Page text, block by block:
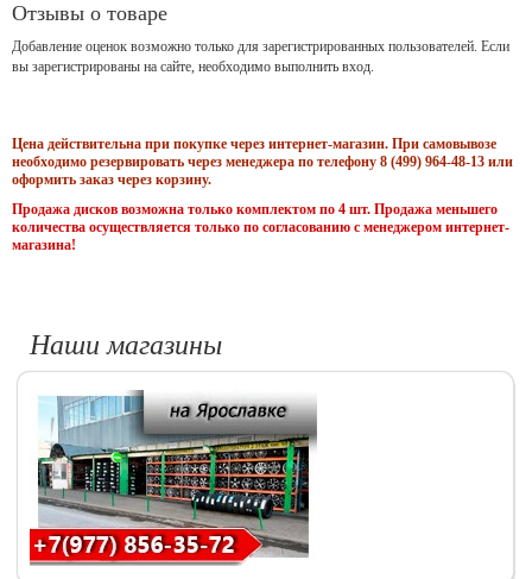
Отзывы о товаре
Добавление оценок возможно только для зарегистрированных пользователей. Если
вы зарегистрированы на сайте, необходимо выполнить вход.
Цена действительна при покупке через интернет-магазин. При самовывозе
необходимо резервировать через менеджера по телефону 8 (499) 964-48-13 или
оформить заказ через корзину.
Продажа дисков возможна только комплектом по 4 шт. Продажа меньшего
количества осуществляется только по согласованию с менеджером интернет-
магазина!
Наши магазины